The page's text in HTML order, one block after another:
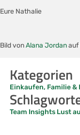
Eure Nathalie
Bild vonAlana Jordanauf
Kategorien
Einkaufen, Familie &
Team Insights Lust